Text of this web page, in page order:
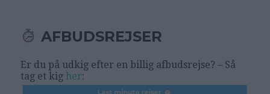
AFBUDSREJSER
Er du på udkig efter en billig afbudsrejse? – Så
tag et kig her: